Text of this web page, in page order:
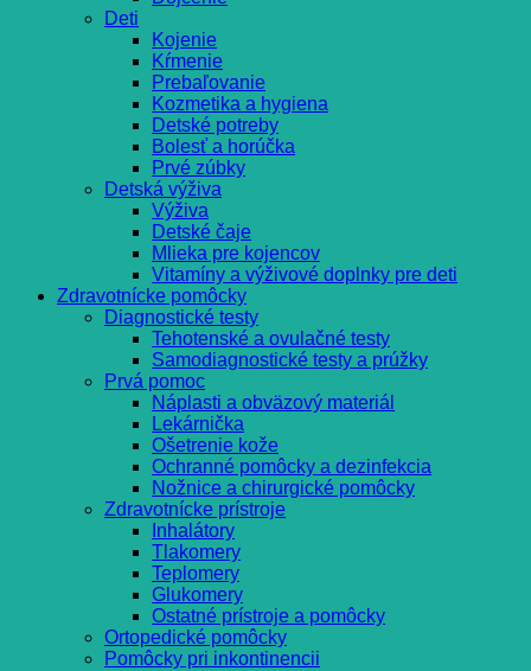
Deti
Kojenie
Kŕmenie
Prebaľovanie
Kozmetika a hygiena
Detské potreby
Bolesť a horúčka
Prvé zúbky
Detská výživa
Výživa
Detské čaje
Mlieka pre kojencov
Vitamíny a výživové doplnky pre deti
Zdravotnícke pomôcky
Diagnostické testy
Tehotenské a ovulačné testy
Samodiagnostické testy a prúžky
Prvá pomoc
Náplasti a obväzový materiál
Lekárnička
Ošetrenie kože
Ochranné pomôcky a dezinfekcia
Nožnice a chirurgické pomôcky
Zdravotnícke prístroje
Inhalátory
Tlakomery
Teplomery
Glukomery
Ostatné prístroje a pomôcky
Ortopedické pomôcky
Pomôcky pri inkontinencii